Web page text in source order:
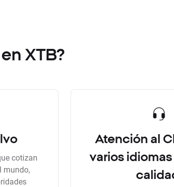
XTB?
cotizan
mundo,
Atención al
varios